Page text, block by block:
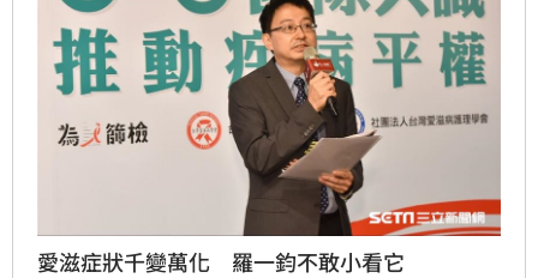
愛滋症狀千變萬化 羅一鈞不敢小看它